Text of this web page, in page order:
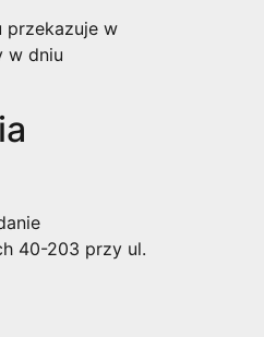
przekazuje w
w dniu
40-203 przy ul.